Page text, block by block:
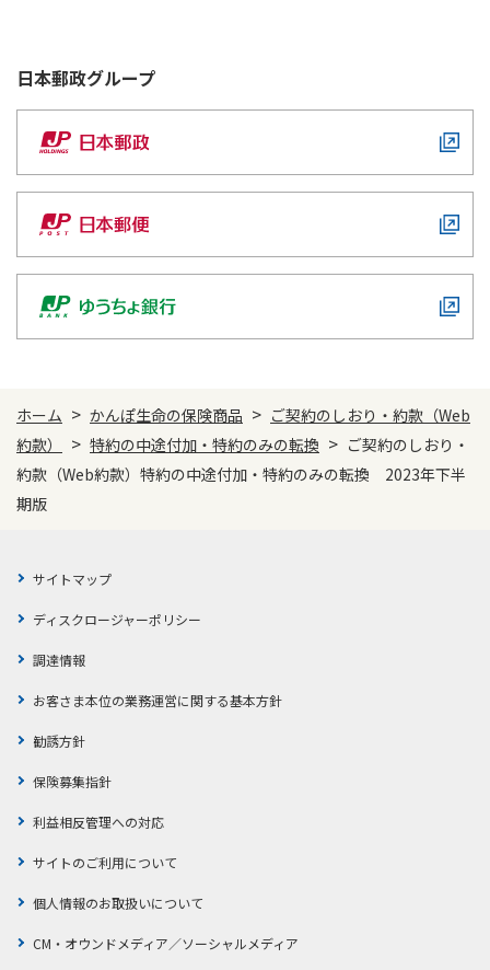
日本郵政グループ
ホーム > かんぽ生命の保険商品 > ご契約のしおり・約款（Web
約款）
> 特約の中途付加・特約のみの転換 > ご契約のしおり・
約款（Web約款）特約の中途付加・特約のみの転換 2023年下半
期版
サイトマップ
ディスクロージャーポリシー
調達情報
お客さま本位の業務運営に関する基本方針
勧誘方針
保険募集指針
利益相反管理への対応
サイトのご利用について
個人情報のお取扱いについて
CM・オウンドメディア／ソーシャルメディア